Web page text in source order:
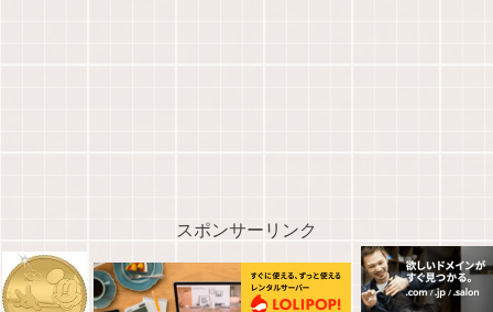
スポンサーリンク